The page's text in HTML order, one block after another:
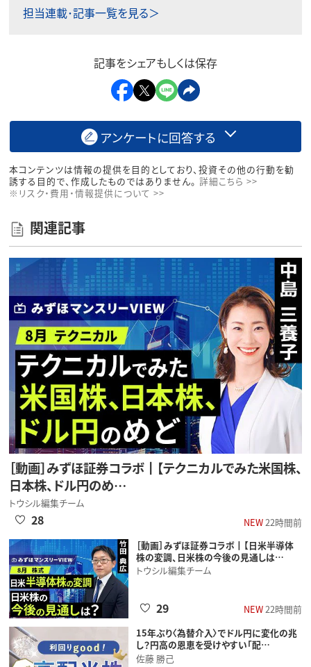
担当連載･記事一覧を見る＞
記事をシェアもしくは保存
アンケートに回答する
本コンテンツは情報の提供を目的としており、投資その他の行動を勧
誘する目的で、作成したものではありません。 詳細こちら >>
※リスク・費用・情報提供について >>
関連記事
［動画］みずほ証券コラボ┃【テクニカルでみた米国株、
日本株、ドル円のめ…
トウシル編集チーム
NEW22時間前
28
［動画］みずほ証券コラボ┃【日米半導体
株の変調、日米株の今後の見通しは…
トウシル編集チーム
NEW22時間前
29
15年ぶり〈為替介入〉でドル円に変化の兆
し？円高の恩恵を受けやすい「配…
佐藤 勝己